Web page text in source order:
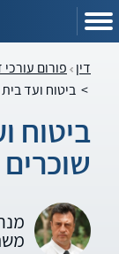
דין פורום עורכי
> ביטוח ועד
ביטוח